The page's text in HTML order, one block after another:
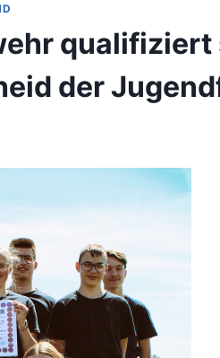
qualifiziert
der